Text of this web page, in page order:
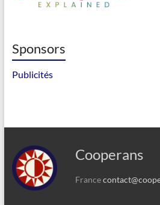
Sponsors
Publicités
Cooperans
France